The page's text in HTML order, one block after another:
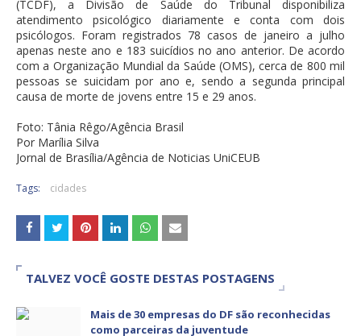
(TCDF), a Divisão de Saúde do Tribunal disponibiliza
atendimento psicológico diariamente e conta com dois
psicólogos. Foram registrados 78 casos de janeiro a julho
apenas neste ano e 183 suicídios no ano anterior. De acordo
com a Organização Mundial da Saúde (OMS), cerca de 800 mil
pessoas se suicidam por ano e, sendo a segunda principal
causa de morte de jovens entre 15 e 29 anos.
Foto: Tânia Rêgo/Agência Brasil
Por Marília Silva
Jornal de Brasília/Agência de Noticias UniCEUB
Tags: cidades
TALVEZ VOCÊ GOSTE DESTAS POSTAGENS
Mais de 30 empresas do DF são reconhecidas
como parceiras da juventude